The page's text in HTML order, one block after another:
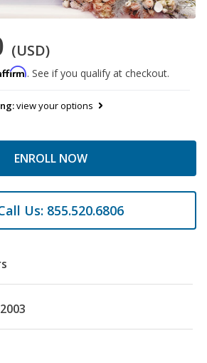
(USD)
. See if you qualify at checkout.
view your options
ENROLL NOW
Us: 855.520.6806